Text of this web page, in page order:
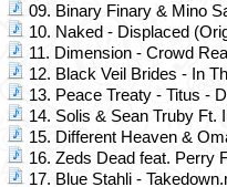
09. Binary Finary & Mino
10. Naked - Displaced
11. Dimension - Crowd
12. Black Veil Brides - In
13. Peace Treaty - Titus -
14. Solis & Sean Truby Ft.
15. Different Heaven &
16. Zeds Dead feat. Perry
17. Blue Stahli -